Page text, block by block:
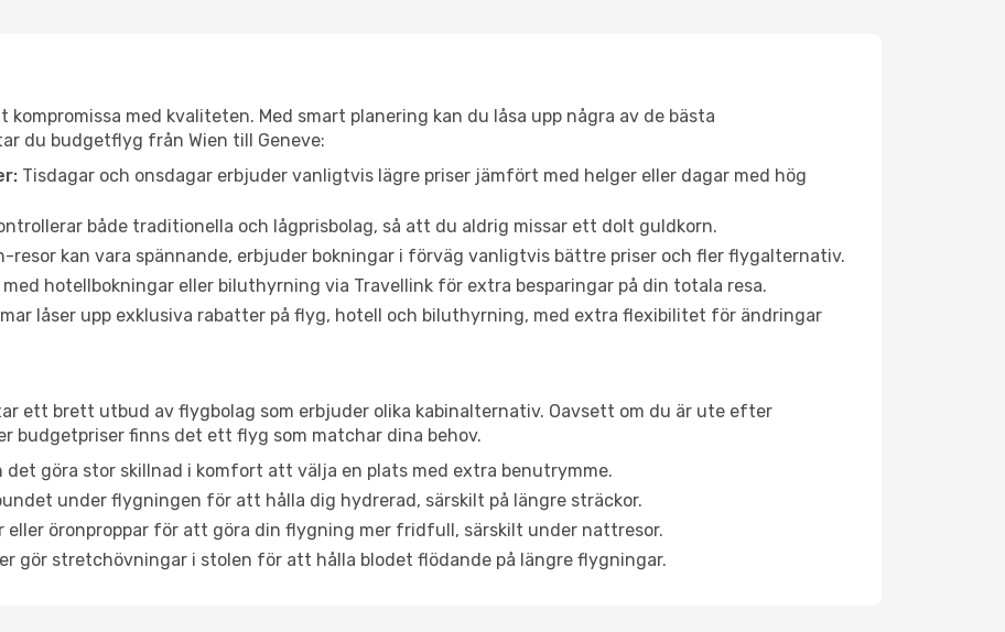
med kvaliteten. Med smart planering kan du låsa upp några av de bästa
du budgetflyg från Wien till Geneve:
Tisdagar och onsdagar erbjuder vanligtvis lägre priser jämfört med helger eller dagar med hög
både traditionella och lågprisbolag, så att du aldrig missar ett dolt guldkorn.
resor kan vara spännande, erbjuder bokningar i förväg vanligtvis bättre priser och fler flygalternativ.
med hotellbokningar eller biluthyrning via Travellink för extra besparingar på din totala resa.
låser upp exklusiva rabatter på flyg, hotell och biluthyrning, med extra flexibilitet för ändringar
ett brett utbud av flygbolag som erbjuder olika kabinalternativ. Oavsett om du är ute efter
budgetpriser finns det ett flyg som matchar dina behov.
det göra stor skillnad i komfort att välja en plats med extra benutrymme.
under flygningen för att hålla dig hydrerad, särskilt på längre sträckor.
eller öronproppar för att göra din flygning mer fridfull, särskilt under nattresor.
gör stretchövningar i stolen för att hålla blodet flödande på längre flygningar.